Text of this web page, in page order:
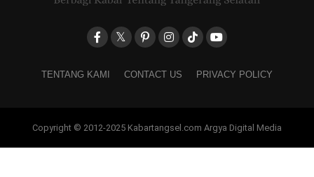
TENTANG KAMI CONTACT US PRIVACY POLICY
Copyright © 2012-2025 Kabartangsel.com Argya Digital Media